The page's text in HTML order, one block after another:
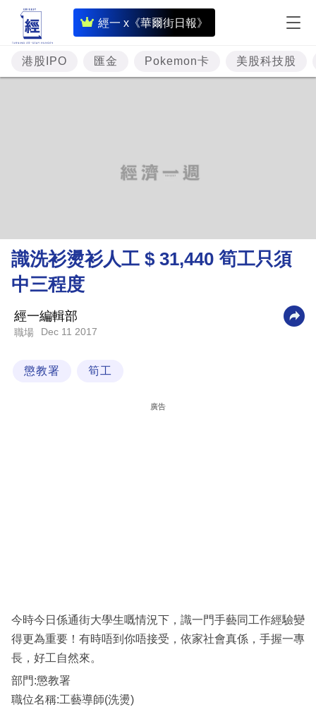
經一 x《華爾街日報》
即
時
財
經
理
財
科
區
港股IPO 匯金 Pokemon卡 美股科技股
識洗衫燙衫人工 $ 31,440 筍工只須
中三程度
經一編輯部
職場 Dec 11 2017
懲教署 筍工
廣告
今時今日係通街大學生嘅情況下，識一門手藝同工作經驗變
得更為重要！有時唔到你唔接受，依家社會真係，手握一專
長，好工自然來。
部門:懲教署
職位名稱:工藝導師(洗燙)